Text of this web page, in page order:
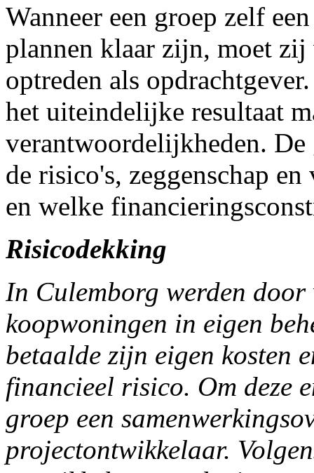
Wanneer een groep zelf
plannen klaar zijn, moet
optreden als
het uiteindelijke resultaat
verantwoordelijkheden.
de risico's, zeggenschap
en welke
Risicodekking
In Culemborg werden
koopwoningen in eigen
betaalde zijn eigen kosten
financieel risico. Om deze
groep een
projectontwikkelaar.